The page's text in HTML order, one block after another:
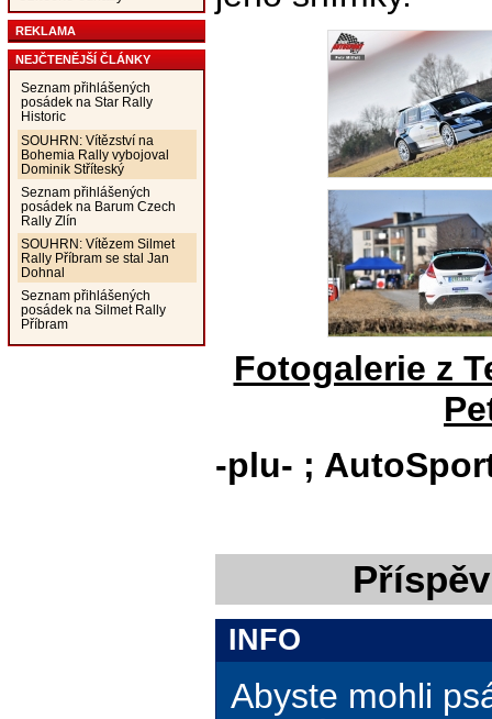
REKLAMA
NEJČTENĚJŠÍ ČLÁNKY
Seznam přihlášených
posádek na Star Rally
Historic
SOUHRN: Vítězství na
Bohemia Rally vybojoval
Dominik Stříteský
Seznam přihlášených
posádek na Barum Czech
Rally Zlín
SOUHRN: Vítězem Silmet
Rally Příbram se stal Jan
Dohnal
Seznam přihlášených
posádek na Silmet Rally
Příbram
Fotogalerie z
-plu- ;
INFO
Abyste mohli